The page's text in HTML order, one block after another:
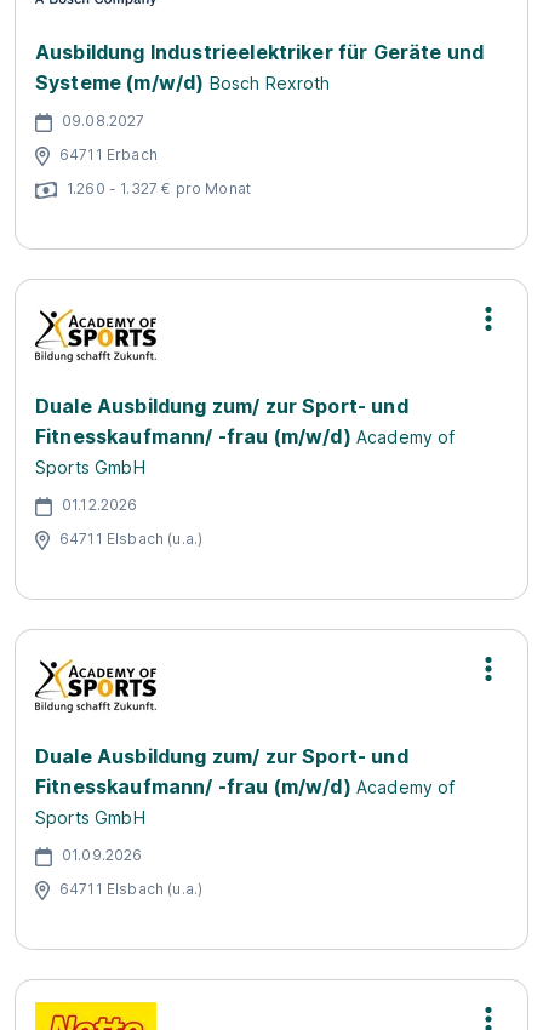
Ausbildung Industrieelektriker für Geräte und
Systeme (m/w/d) Bosch Rexroth
09.08.2027
64711 Erbach
1.260 - 1.327 € pro Monat
Duale Ausbildung zum/ zur Sport- und
Fitnesskaufmann/ -frau (m/w/d) Academy of
Sports GmbH
01.12.2026
64711 Elsbach (u.a.)
Duale Ausbildung zum/ zur Sport- und
Fitnesskaufmann/ -frau (m/w/d) Academy of
Sports GmbH
01.09.2026
64711 Elsbach (u.a.)